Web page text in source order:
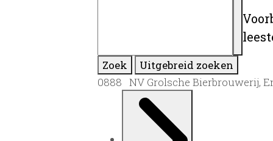
Zoek
Uitgebreid zoeken
0888 NV Grolsche Bierbrouwerij,